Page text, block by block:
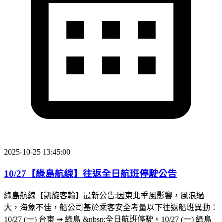
2025-10-25 13:45:00
10/27【綠島航線】往返全日航班停駛公告
綠島航線【凱旋客輪】最新公告:因東北季風影響，風浪過
大，海象不佳，船公司基於乘客安全考量以下往返船班異動：
10/27 (一) 台東 ➟ 綠島 &nbsp;全日航班停駛。10/27 (一) 綠島